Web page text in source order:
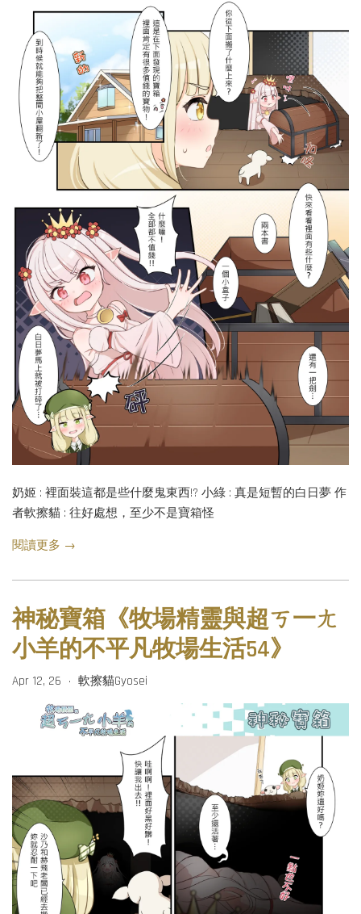
奶姬 : 裡面裝這都是些什麼鬼東西!? 小綠 : 真是短暫的白日夢 作
者軟擦貓 : 往好處想，至少不是寶箱怪
閱讀更多 →
神秘寶箱《牧場精靈與超ㄎ一ㄤ
小羊的不平凡牧場生活54》
Apr 12, 26 • 軟擦貓Gyosei